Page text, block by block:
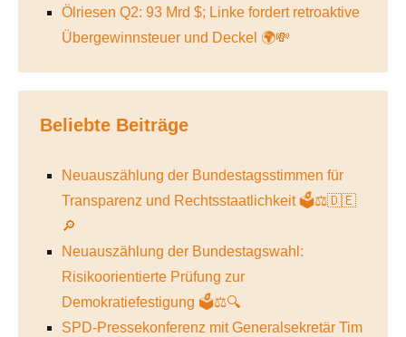
Ölriesen Q2: 93 Mrd $; Linke fordert retroaktive
Übergewinnsteuer und Deckel 🌍💸
Beliebte Beiträge
Neuauszählung der Bundestagsstimmen für
Transparenz und Rechtsstaatlichkeit 🗳️⚖️🇩🇪
🔎
Neuauszählung der Bundestagswahl:
Risikoorientierte Prüfung zur
Demokratiefestigung 🗳️⚖️🔍
SPD-Pressekonferenz mit Generalsekretär Tim